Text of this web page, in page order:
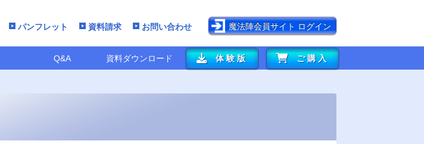
パンフレット 資料請求 お問い合わせ 魔法陣会員サイト ログイン
Q&A 資料ダウンロード 体験版 ご購入